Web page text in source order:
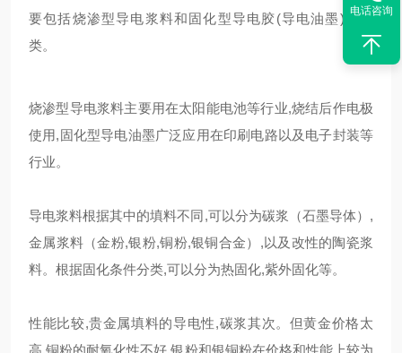
要包括烧渗型导电浆料和固化型导电胶(导电油墨)两大
类。
烧渗型导电浆料主要用在太阳能电池等行业,烧结后作电极
使用,固化型导电油墨广泛应用在印刷电路以及电子封装等
行业。
导电浆料根据其中的填料不同,可以分为碳浆（石墨导体）,
金属浆料（金粉,银粉,铜粉,银铜合金）,以及改性的陶瓷浆
料。根据固化条件分类,可以分为热固化,紫外固化等。
性能比较,贵金属填料的导电性,碳浆其次。但黄金价格太
高,铜粉的耐氧化性不好,银粉和银铜粉在价格和性能上较为
电话咨询